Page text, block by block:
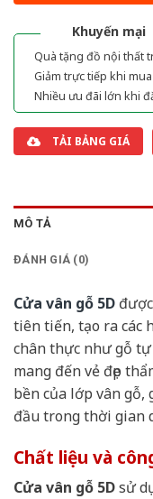
Khuyến mại
Quà tặng đồ nội thất
Giảm trực tiếp khi
Nhiều ưu đãi lớn khi
TẢI BẢNG GIÁ
MÔ TẢ
ĐÁNH GIÁ (0)
Cửa vân gỗ 5D
tiên tiến, tạo ra các
chân thực như gỗ
mang đến vẻ đẹp
bền của lớp vân gỗ,
đầu trong thời gian
Chất liệu và
Cửa vân gỗ 5Dsử